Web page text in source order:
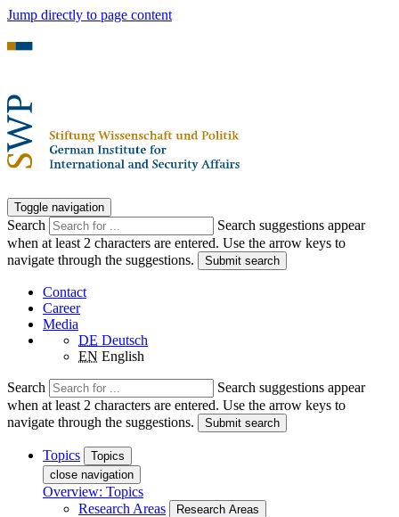
Jump directly to page content
Toggle navigation
Search
Search suggestions appear
when at least 2 characters are entered. Use the arrow keys to
navigate through the suggestions.
Submit search
Contact
Career
Media
DE Deutsch
EN English
Search
Search suggestions appear
when at least 2 characters are entered. Use the arrow keys to
navigate through the suggestions.
Submit search
Topics
Topics
close navigation
Overview: Topics
Research Areas
Research Areas